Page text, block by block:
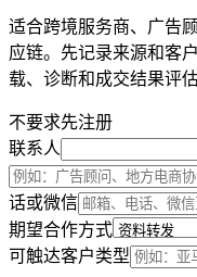
适合跨境服务商、广告
应链。先记录来源和客
载、诊断和成交结果评
不要求先注册
联系人
话或微信
期望合作方式
可触达客户类型